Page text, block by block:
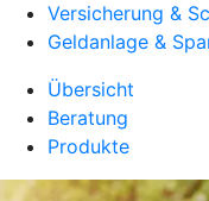
Versicherung &
Geldanlage &
Übersicht
Beratung
Produkte